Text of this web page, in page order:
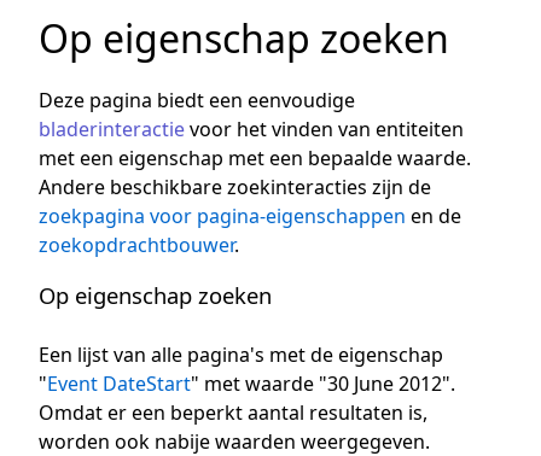
Op eigenschap zoeken
Deze pagina biedt een eenvoudige
bladerinteractievoor het vinden van entiteiten
met een eigenschap met een bepaalde waarde.
Andere beschikbare zoekinteracties zijn de
zoekpagina voor pagina-eigenschappen en de
zoekopdrachtbouwer.
Op eigenschap zoeken
Een lijst van alle pagina's met de eigenschap
"Event DateStart" met waarde "30 June 2012".
Omdat er een beperkt aantal resultaten is,
worden ook nabije waarden weergegeven.